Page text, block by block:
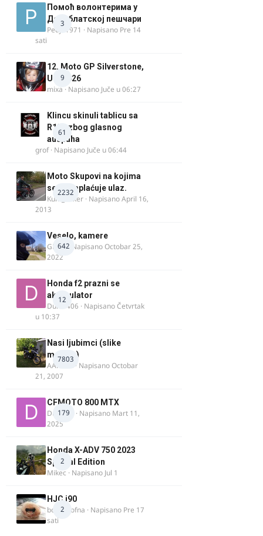
3
Помоћ волонтерима у
Делиблатској пешчари
Pedja1971 · Napisano Pre 14
sati
9
12. Moto GP Silverstone,
UK, 2026
mixa · Napisano Juče u 06:27
61
Klincu skinuli tablicu sa
R125 zbog glasnog
auspuha
grof· Napisano Juče u 06:44
2232
Moto Skupovi na kojima
se ne naplaćuje ulaz.
Kum_Mixer · NapisanoApril 16,
2013
642
Veselo, kamere
GR 46· NapisanoOctobar 25,
2022
12
Honda f2 prazni se
akomulator
Dule1406 · NapisanoČetvrtak
u 10:37
7803
Nasi ljubimci (slike
motora)
AArnold · NapisanoOctobar
21, 2007
179
CFMOTO 800 MTX
Duta_91 · Napisano Mart 11,
2025
2
Honda X-ADV 750 2023
Special Edition
Mikec · Napisano Jul 1
2
HJC i90
bobi_krofna · Napisano Pre 17
sati